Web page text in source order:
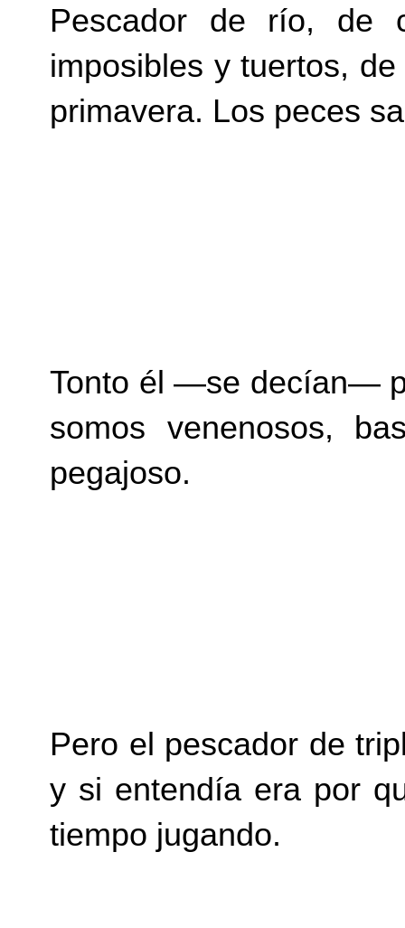
Pescador de río, de
imposibles y tuertos,
primavera. Los peces
Tonto él —se decían—
somos venenosos,
pegajoso.
Pero el pescador de
y si entendía era por
tiempo jugando.